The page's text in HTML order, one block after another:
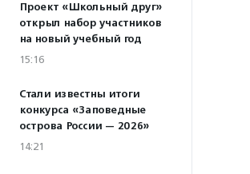
Проект «Школьный друг»
открыл набор участников
на новый учебный год
15:16
Стали известны итоги
конкурса «Заповедные
острова России — 2026»
14:21